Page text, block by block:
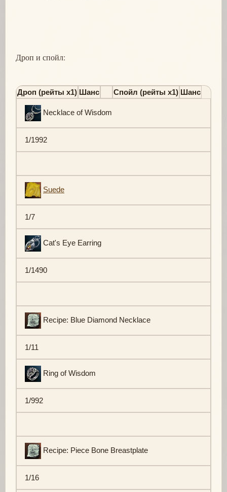
Дроп и спойл:
Дроп (рейты х1) Шанс Спойл (рейты х1) Шанс
Necklace of Wisdom
1/1992
Suede
1/7
Cat's Eye Earring
1/1490
Recipe: Blue Diamond Necklace
1/11
Ring of Wisdom
1/992
Recipe: Piece Bone Breastplate
1/16